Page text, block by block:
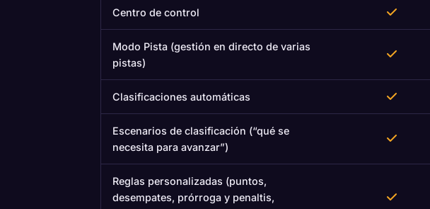
Centro de control
Modo Pista (gestión en directo de varias
pistas)
Clasificaciones automáticas
Escenarios de clasificación (“qué se
necesita para avanzar”)
Reglas personalizadas (puntos,
desempates, prórroga y penaltis,